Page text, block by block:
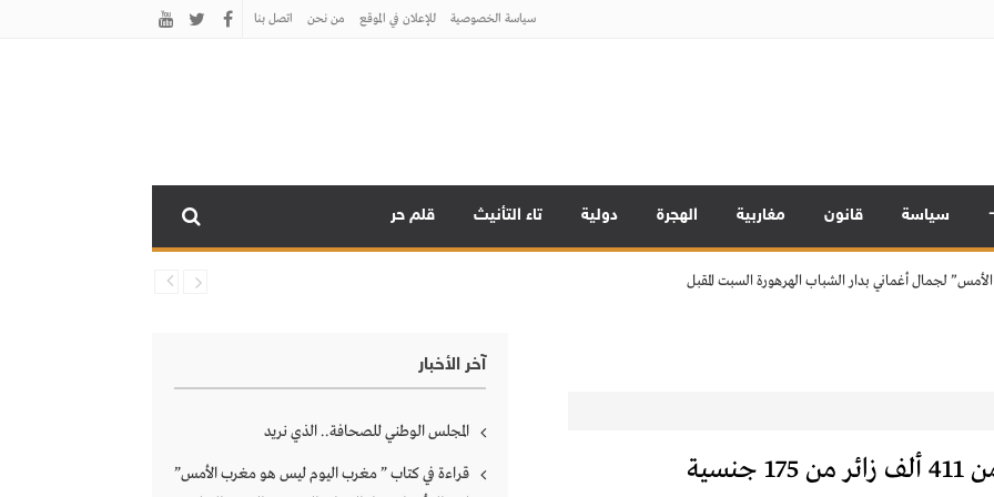
سياسة الخصوصية للإعلان في الموقع من نحن اتصل بنـا
سياسة قانون مغاربية الهجرة دولية تاء التأنيث قلم حر
واردة.. !
الرقمية على القيم في المجتمع المغربي
لجمال أغماني بدار الشباب الهرهورة السبت المقبل
واردة.. !
لجمال أغماني بدار الشباب الهرهورة السبت المقبل
النواب بالمغرب
آخر الأخبار
المجلس الوطني للصحافة.. الذي نريد
قراءة في كتاب ” مغرب اليوم ليس هو مغرب الأمس”